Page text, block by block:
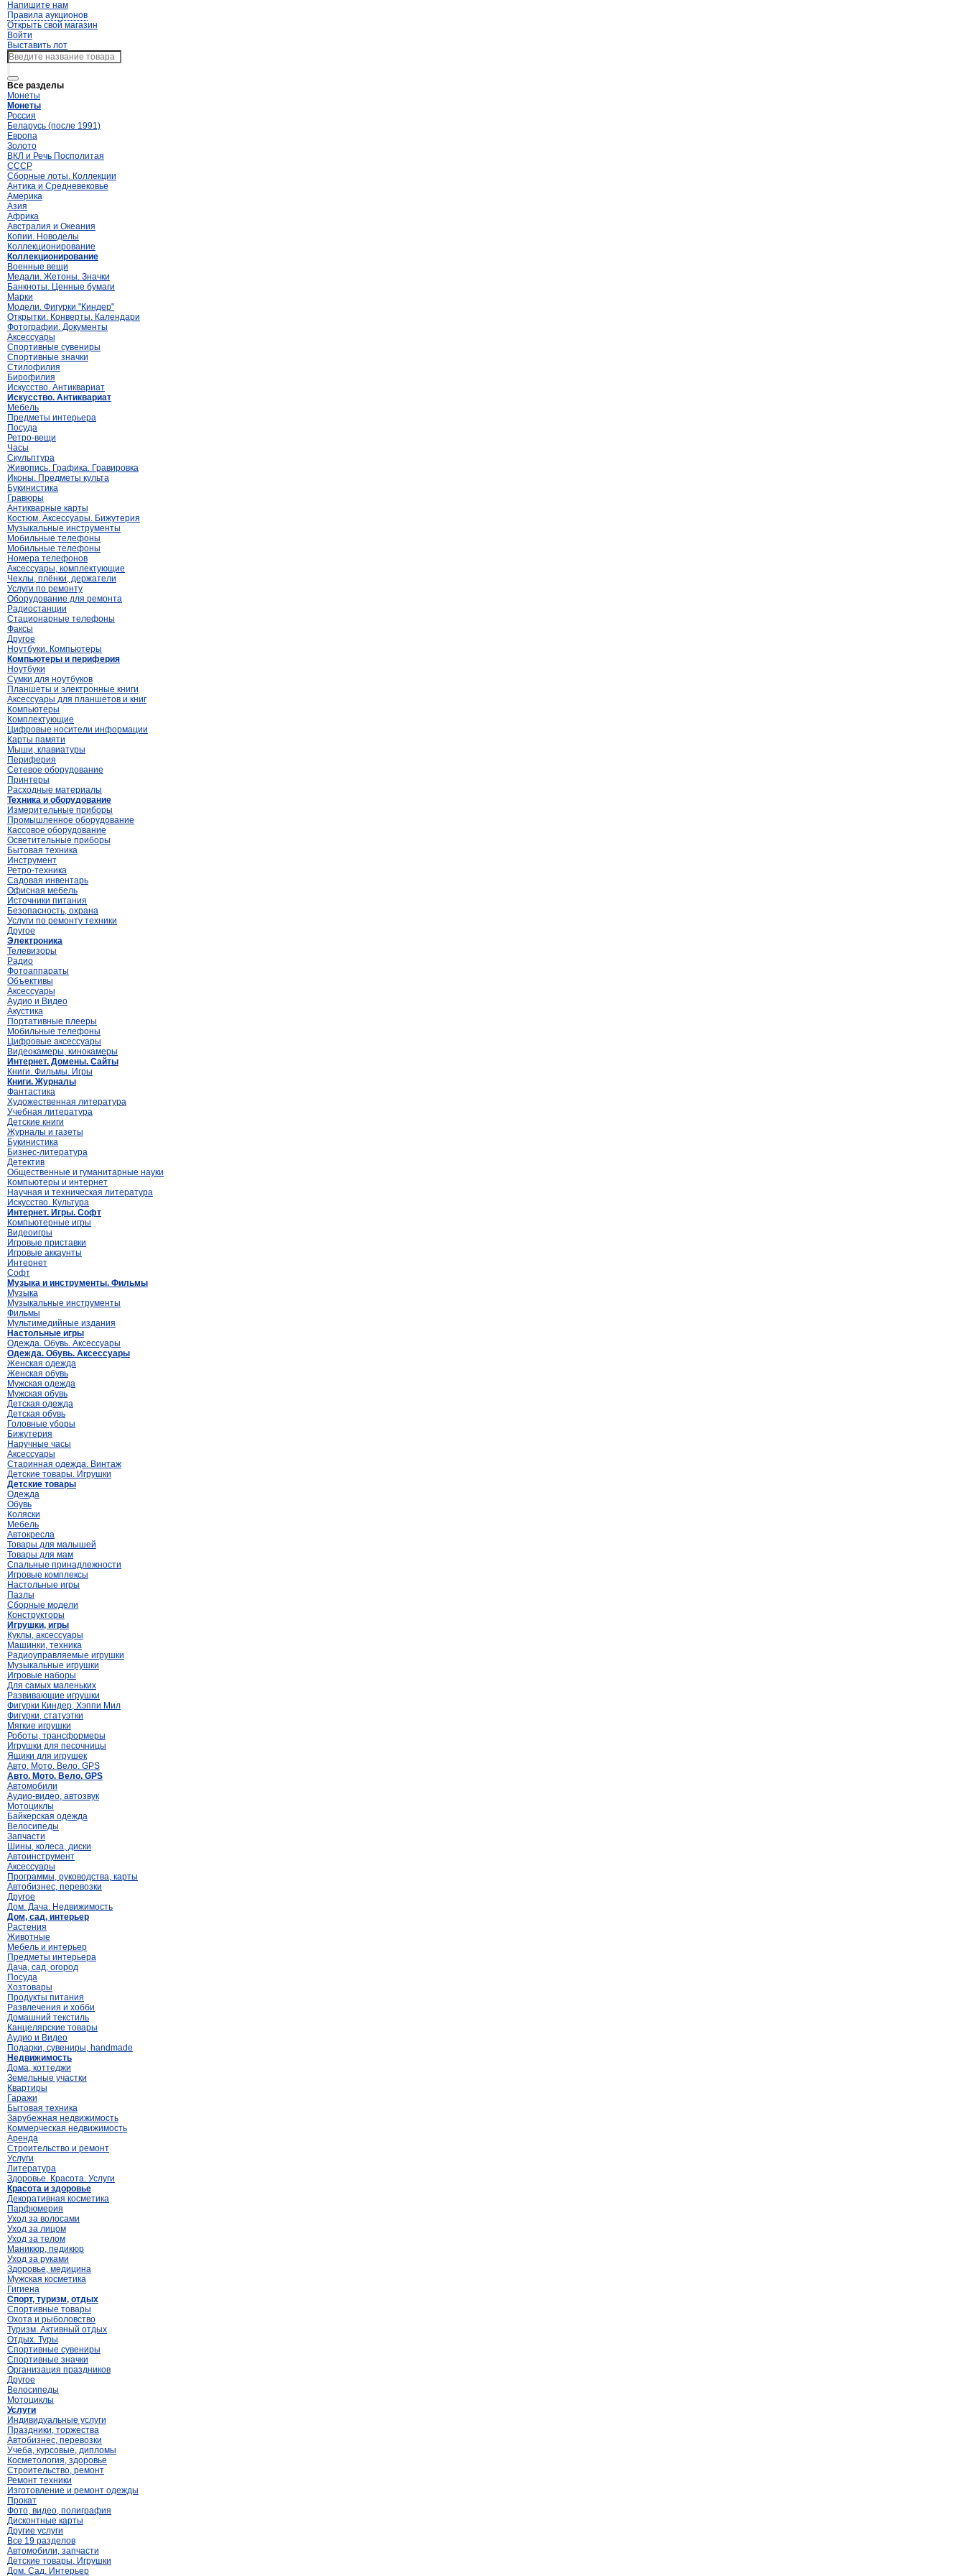
Напишите нам
Правила аукционов
Открыть свой магазин
Войти
Выставить лот
Все разделы
Монеты
Монеты
Россия
Беларусь (после 1991)
Европа
Золото
ВКЛ и Речь Посполитая
СССР
Сборные лоты. Коллекции
Антика и Средневековье
Америка
Азия
Африка
Австралия и Океания
Копии. Новоделы
Коллекционирование
Коллекционирование
Военные вещи
Медали. Жетоны. Значки
Банкноты. Ценные бумаги
Марки
Модели. Фигурки "Киндер"
Открытки. Конверты. Календари
Фотографии. Документы
Аксессуары
Спортивные сувениры
Спортивные значки
Стилофилия
Бирофилия
Искусство. Антиквариат
Искусство. Антиквариат
Мебель
Предметы интерьера
Посуда
Ретро-вещи
Часы
Скульптура
Живопись. Графика. Гравировка
Иконы. Предметы культа
Букинистика
Гравюры
Антикварные карты
Костюм. Аксессуары. Бижутерия
Музыкальные инструменты
Мобильные телефоны
Мобильные телефоны
Номера телефонов
Аксессуары, комплектующие
Чехлы, плёнки, держатели
Услуги по ремонту
Оборудование для ремонта
Радиостанции
Стационарные телефоны
Факсы
Другое
Ноутбуки. Компьютеры
Компьютеры и периферия
Ноутбуки
Сумки для ноутбуков
Планшеты и электронные книги
Аксессуары для планшетов и книг
Компьютеры
Комплектующие
Цифровые носители информации
Карты памяти
Мыши, клавиатуры
Периферия
Сетевое оборудование
Принтеры
Расходные материалы
Техника и оборудование
Измерительные приборы
Промышленное оборудование
Кассовое оборудование
Осветительные приборы
Бытовая техника
Инструмент
Ретро-техника
Садовая инвентарь
Офисная мебель
Источники питания
Безопасность, охрана
Услуги по ремонту техники
Другое
Электроника
Телевизоры
Радио
Фотоаппараты
Объективы
Аксессуары
Аудио и Видео
Акустика
Портативные плееры
Мобильные телефоны
Цифровые аксессуары
Видеокамеры, кинокамеры
Интернет. Домены. Сайты
Книги. Фильмы. Игры
Книги. Журналы
Фантастика
Художественная литература
Учебная литература
Детские книги
Журналы и газеты
Букинистика
Бизнес-литература
Детектив
Общественные и гуманитарные науки
Компьютеры и интернет
Научная и техническая литература
Искусство. Культура
Интернет. Игры. Софт
Компьютерные игры
Видеоигры
Игровые приставки
Игровые аккаунты
Интернет
Софт
Музыка и инструменты. Фильмы
Музыка
Музыкальные инструменты
Фильмы
Мультимедийные издания
Настольные игры
Одежда. Обувь. Аксессуары
Одежда. Обувь. Аксессуары
Женская одежда
Женская обувь
Мужская одежда
Мужская обувь
Детская одежда
Детская обувь
Головные уборы
Бижутерия
Наручные часы
Аксессуары
Старинная одежда. Винтаж
Детские товары. Игрушки
Детские товары
Одежда
Обувь
Коляски
Мебель
Автокресла
Товары для малышей
Товары для мам
Спальные принадлежности
Игровые комплексы
Настольные игры
Пазлы
Сборные модели
Конструкторы
Игрушки, игры
Куклы, аксессуары
Машинки, техника
Радиоуправляемые игрушки
Музыкальные игрушки
Игровые наборы
Для самых маленьких
Развивающие игрушки
Фигурки Киндер, Хэппи Мил
Фигурки, статуэтки
Мягкие игрушки
Роботы, трансформеры
Игрушки для песочницы
Ящики для игрушек
Авто. Мото. Вело. GPS
Авто. Мото. Вело. GPS
Автомобили
Аудио-видео, автозвук
Мотоциклы
Байкерская одежда
Велосипеды
Запчасти
Шины, колеса, диски
Автоинструмент
Аксессуары
Программы, руководства, карты
Автобизнес, перевозки
Другое
Дом. Дача. Недвижимость
Дом, сад, интерьер
Растения
Животные
Мебель и интерьер
Предметы интерьера
Дача, сад, огород
Посуда
Хозтовары
Продукты питания
Развлечения и хобби
Домашний текстиль
Канцелярские товары
Аудио и Видео
Подарки, сувениры, handmade
Недвижимость
Дома, коттеджи
Земельные участки
Квартиры
Гаражи
Бытовая техника
Зарубежная недвижимость
Коммерческая недвижимость
Аренда
Строительство и ремонт
Услуги
Литература
Здоровье. Красота. Услуги
Красота и здоровье
Декоративная косметика
Парфюмерия
Уход за волосами
Уход за лицом
Уход за телом
Маникюр, педикюр
Уход за руками
Здоровье, медицина
Мужская косметика
Гигиена
Спорт, туризм, отдых
Спортивные товары
Охота и рыболовство
Туризм. Активный отдых
Отдых. Туры
Спортивные сувениры
Спортивные значки
Организация праздников
Другое
Велосипеды
Мотоциклы
Услуги
Индивидуальные услуги
Праздники, торжества
Автобизнес, перевозки
Учеба, курсовые, дипломы
Косметология, здоровье
Строительство, ремонт
Ремонт техники
Изготовление и ремонт одежды
Прокат
Фото, видео, полиграфия
Дисконтные карты
Другие услуги
Все 19 разделов
Автомобили, запчасти
Детские товары. Игрушки
Дом. Сад. Интерьер